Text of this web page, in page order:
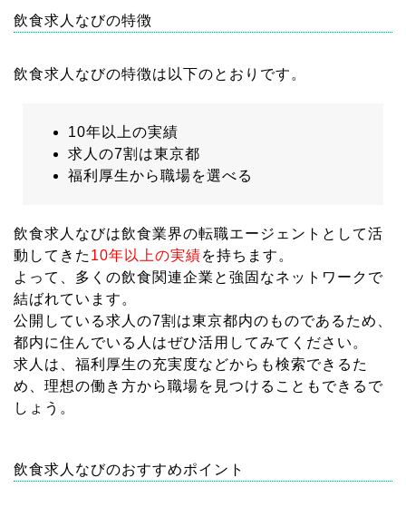
飲食求人なびの特徴
飲食求人なびの特徴は以下のとおりです。
10年以上の実績
求人の7割は東京都
福利厚生から職場を選べる
飲食求人なびは飲食業界の転職エージェントとして活
動してきた 10年以上の実績を持ちます。
よって、多くの飲食関連企業と強固なネットワークで
結ばれています。
公開している求人の7割は東京都内のものであるため、
都内に住んでいる人はぜひ活用してみてください。
求人は、福利厚生の充実度などからも検索できるた
め、理想の働き方から職場を見つけることもできるで
しょう。
飲食求人なびのおすすめポイント